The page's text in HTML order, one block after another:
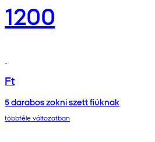
1200
Ft
5 darabos zokni szett fiúknak
többféle változatban